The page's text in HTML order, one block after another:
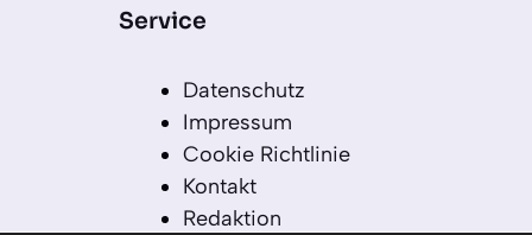
Service
Datenschutz
Impressum
Cookie Richtlinie
Kontakt
Redaktion